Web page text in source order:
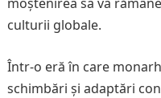
culturii globale.
Într-o eră în care
schimbări și adaptări